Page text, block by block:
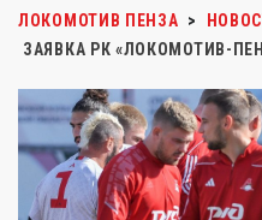
ЛОКОМОТИВ ПЕНЗА >
ЗАЯВКА РК «ЛОКОМОТИВ-